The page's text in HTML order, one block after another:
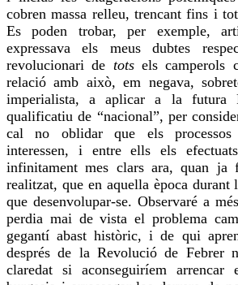
cobren massa relleu, trencant fins i
Es poden trobar, per exemple,
expressava els meus dubtes
revolucionari de totsels camperols
relació amb això, em negava,
imperialista, a aplicar a la futura
qualificatiu de “nacional”, per
cal no oblidar que els
interessen, i entre ells els
infinitament mes clars ara, quan ja
realitzat, que en aquella època durant
que desenvolupar-se. Observaré a
perdia mai de vista el problema
gegantí abast històric, i de qui
després de la Revolució de Febrer
claredat si aconseguiríem